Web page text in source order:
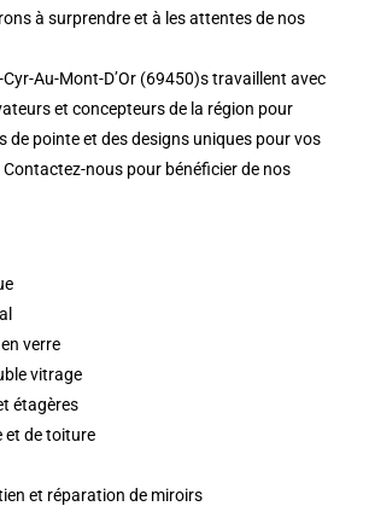
à surprendre et à les attentes de nos
Au-Mont-D’Or (69450)s travaillent avec
et concepteurs de la région pour
de pointe et des designs uniques pour vos
nous pour bénéficier de nos
verre
vitrage
étagères
et de toiture
et réparation de miroirs